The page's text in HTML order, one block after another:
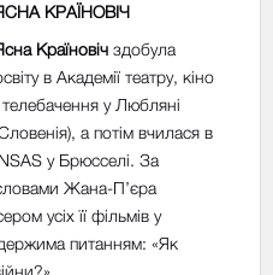
КРАЇНОВІЧ
Країновіч здобула
в Академії театру, кіно
телебачення у Любляні
а потім вчилася в
у Брюсселі. За
Жана-П’єра
усіх її фільмів у
питанням: «Як